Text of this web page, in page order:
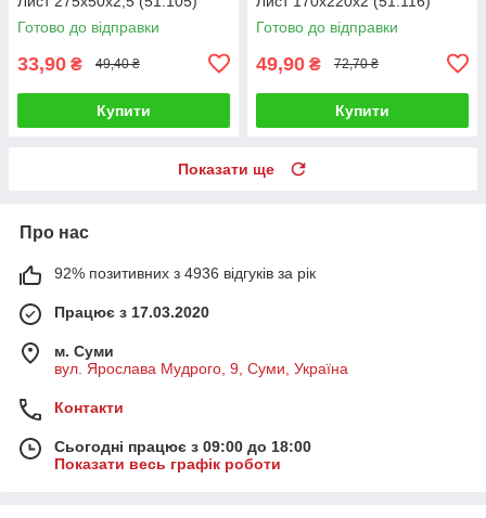
Готово до відправки
33,90 ₴ 49,40 ₴
Купити
Готово до відправки
49,90 ₴ 72,70 ₴
Купити
Показати ще
Про нас
92% позитивних з 4936 відгуків за рік
Працює з 17.03.2020
м. Суми
вул. Ярослава Мудрого, 9, Суми, Україна
Контакти
Сьогодні працює з 09:00 до 18:00
Показати весь графік роботи